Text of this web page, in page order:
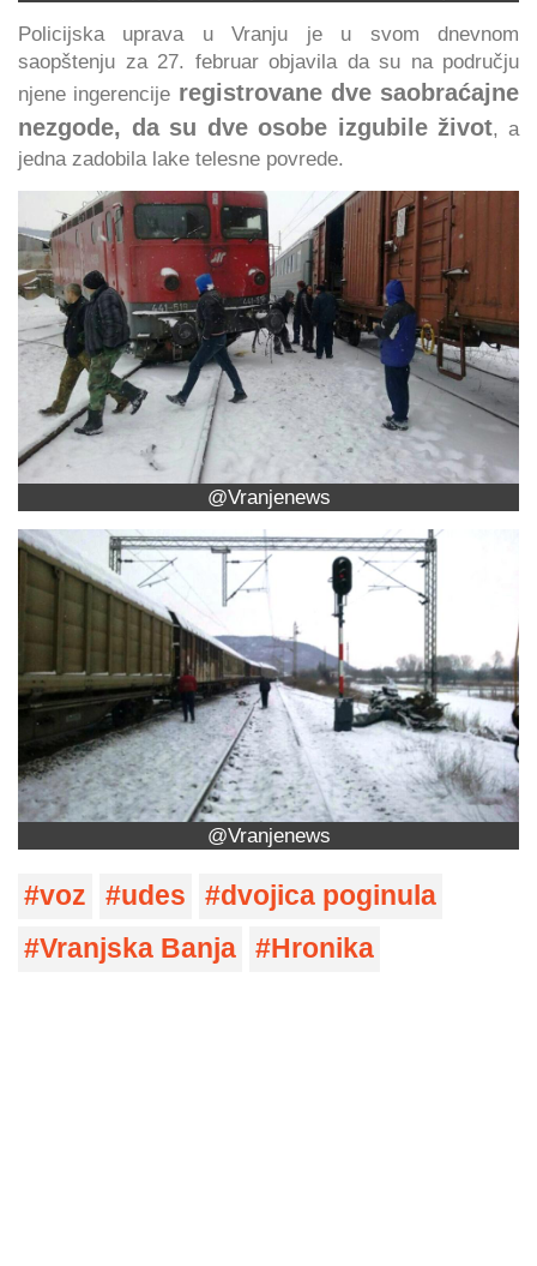
Policijska uprava u Vranju je u svom dnevnom
saopštenju za 27. februar objavila da su na području
njene ingerencije registrovane dve saobraćajne
nezgode, da su dve osobe izgubile život, a
jedna zadobila lake telesne povrede.
@Vranjenews
@Vranjenews
voz udes
dvojica poginula
Vranjska Banja
Hronika